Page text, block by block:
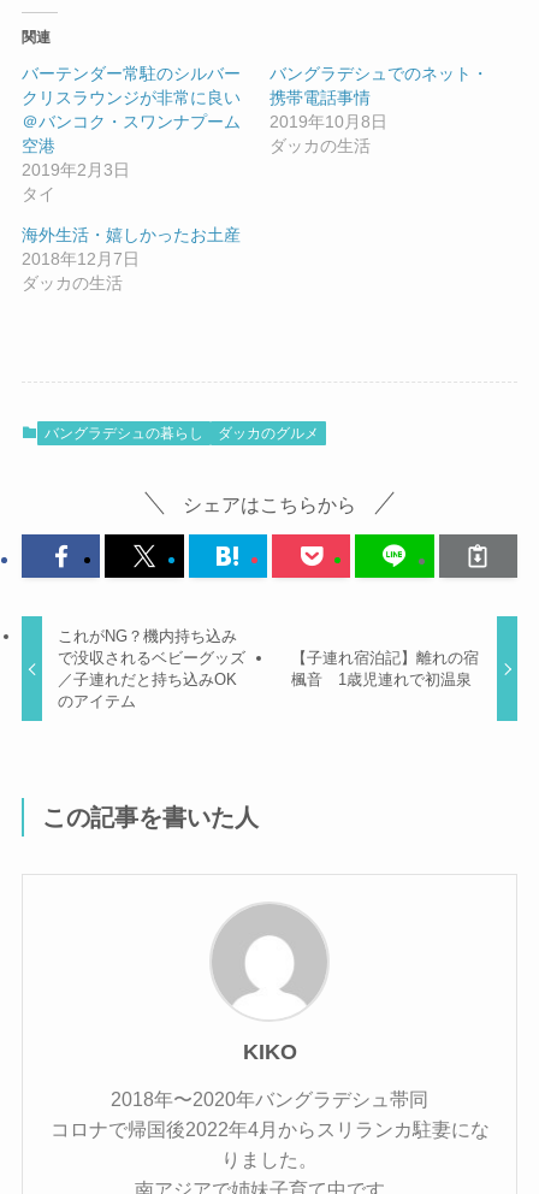
関連
バーテンダー常駐のシルバー
クリスラウンジが非常に良い
＠バンコク・スワンナプーム
空港
2019年2月3日
タイ
バングラデシュでのネット・
携帯電話事情
2019年10月8日
ダッカの生活
海外生活・嬉しかったお土産
2018年12月7日
ダッカの生活
バングラデシュの暮らし ダッカのグルメ
シェアはこちらから
これがNG？機内持ち込み
で没収されるベビーグッズ
／子連れだと持ち込みOK
のアイテム
【子連れ宿泊記】離れの宿
楓音 1歳児連れで初温泉
この記事を書いた人
KIKO
2018年〜2020年バングラデシュ帯同
コロナで帰国後2022年4月からスリランカ駐妻にな
りました。
南アジアで姉妹子育て中です。